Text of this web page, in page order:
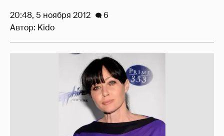
20:48, 5 ноября 2012
6
Автор: Kido